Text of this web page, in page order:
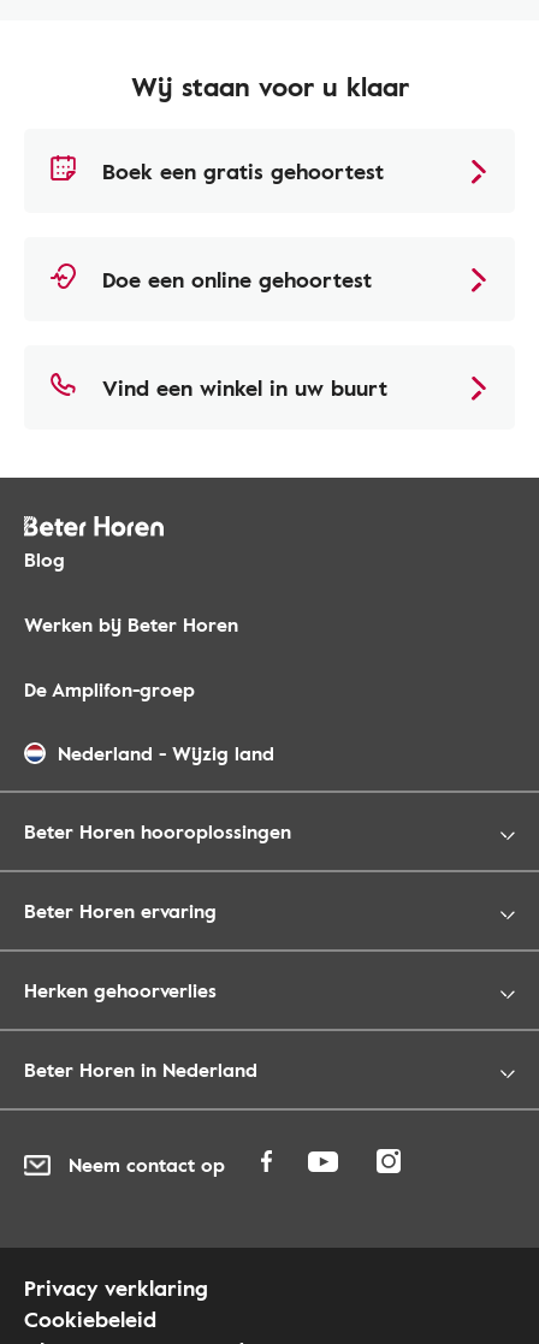
Wij staan voor u klaar
Boek een gratis gehoortest
Doe een online gehoortest
Vind een winkel in uw buurt
Blog
Werken bij Beter Horen
De Amplifon-groep
Nederland - Wijzig land
Beter Horen hooroplossingen
Beter Horen ervaring
Herken gehoorverlies
Beter Horen in Nederland
Neem contact op
Privacy verklaring
Cookiebeleid